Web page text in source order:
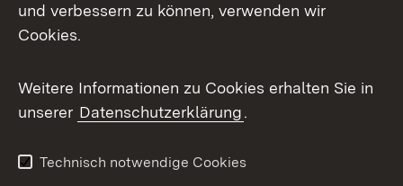
Facebook
X / Twitter
Youtube
und verbessern zu können, verwenden wir
Cookies.
Weitere Informationen zu Cookies erhalten Sie in
unserer Datenschutzerklärung.
Technisch notwendige Cookies